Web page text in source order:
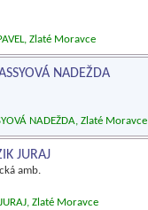
Zlaté Moravce
NADEŽDA
NADEŽDA, Zlaté Moravce
JURAJ
amb.
Zlaté Moravce